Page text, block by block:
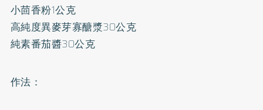
小茴香粉1公克
高純度異麥芽寡醣漿30公克
純素番茄醬30公克
作法：